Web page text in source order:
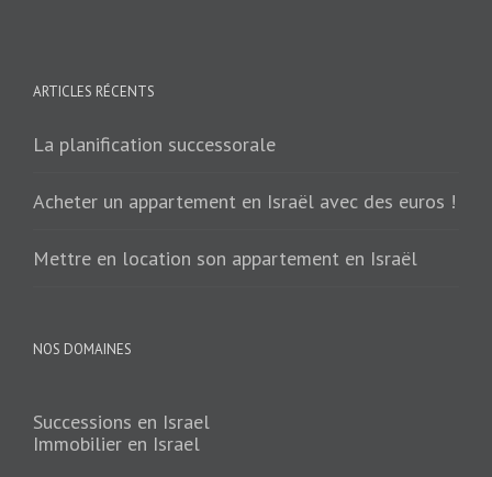
ARTICLES RÉCENTS
La planification successorale
Acheter un appartement en Israël avec des euros !
Mettre en location son appartement en Israël
NOS DOMAINES
Successions en Israel
Immobilier en Israel